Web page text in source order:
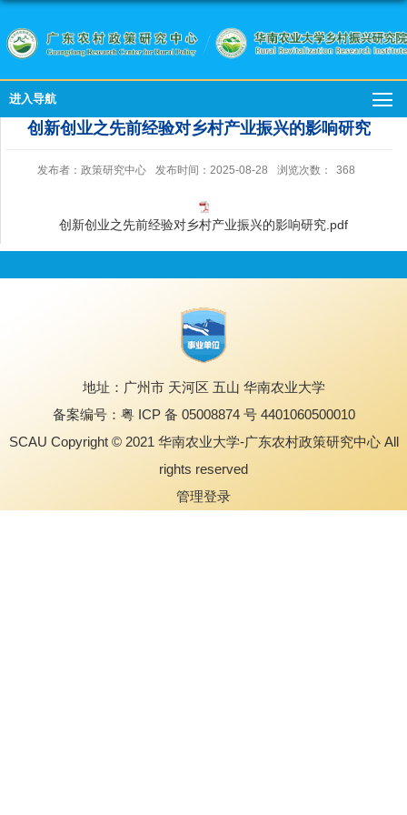
进入导航
创新创业之先前经验对乡村产业振兴的影响研究
发布者：政策研究中心 发布时间：2025-08-28 浏览次数： 368
创新创业之先前经验对乡村产业振兴的影响研究.pdf
地址：广州市 天河区 五山 华南农业大学
备案编号：粤 ICP 备 05008874 号 4401060500010
SCAU Copyright © 2021 华南农业大学-广东农村政策研究中心 All
rights reserved
管理登录